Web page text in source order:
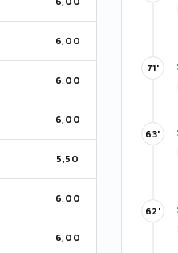
6,00
6,00
6,00
5,50
6,00
6,00
71'
63'
62'